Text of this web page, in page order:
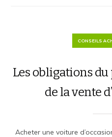
CONSEILS
Les obligations
de la vente
Acheter une voiture